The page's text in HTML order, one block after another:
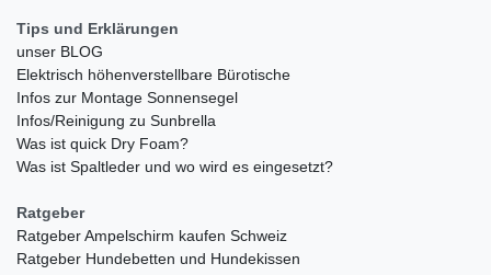
Tips und Erklärungen
unser BLOG
Elektrisch höhenverstellbare Bürotische
Infos zur Montage Sonnensegel
Infos/Reinigung zu Sunbrella
Was ist quick Dry Foam?
Was ist Spaltleder und wo wird es eingesetzt?
Ratgeber
Ratgeber Ampelschirm kaufen Schweiz
Ratgeber Hundebetten und Hundekissen